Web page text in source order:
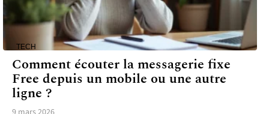
TECH
Comment écouter la messagerie fixe
Free depuis un mobile ou une autre
ligne ?